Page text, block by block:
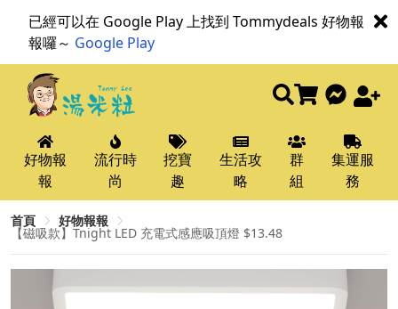
已經可以在 Google Play 上找到 Tommydeals 好物報
報囉～ Google Play
好物報
報
流行時
尚
挖寶
趣
生活攻
略
群
組
集運服
務
首頁 好物報報
【磁吸款】Tnight LED 充電式感應吸頂燈 $13.48